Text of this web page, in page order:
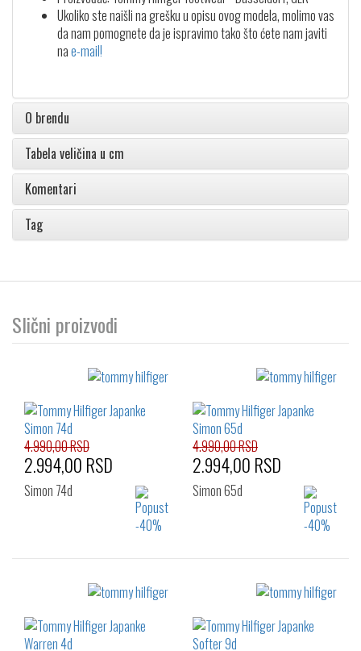
Ukoliko ste naišli na grešku u opisu ovog modela, molimo vas
da nam pomognete da je ispravimo tako što ćete nam javiti
nae-mail!
O brendu
Tabela veličina u cm
Komentari
Tag
Slični proizvodi
Izaberi željeni broj:
44
45 46
4.990,00 RSD
2.994,00 RSD
Simon 74d
Izaberi željeni broj:
4.990,00 RSD
2.994,00 RSD
Simon 65d